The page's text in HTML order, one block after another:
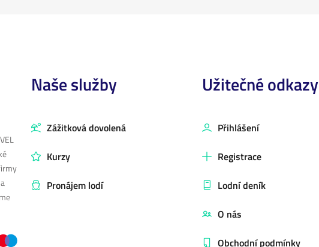
Naše služby
Zážitková dovolená
Kurzy
Pronájem lodí
Užitečné odkazy
Přihlášení
Registrace
Lodní deník
O nás
Obchodní podmínky